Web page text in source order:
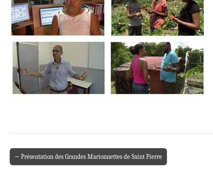
Post navigation
← Présentation des Grandes Marionnettes de Saint Pierre